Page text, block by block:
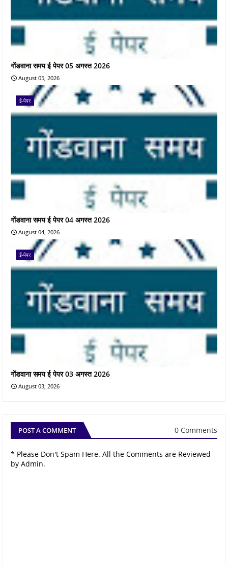
गोंडवाना समय ई पेपर 05 अगस्त 2026
August 05, 2026
ई-पेपर
गोंडवाना समय ई पेपर 04 अगस्त 2026
August 04, 2026
ई-पेपर
गोंडवाना समय ई पेपर 03 अगस्त 2026
August 03, 2026
POST A COMMENT 0 Comments
* Please Don't Spam Here. All the Comments are Reviewed
by Admin.